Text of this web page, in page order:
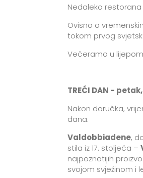
Nedaleko
Ovisno o
tokom prvog
Večeramo u
TREĆI DAN - petak,
Nakon doručka,
dana.
Valdobbiadene,
stila iz 17. stoljeća –
najpoznatijih
svojom svježinom i